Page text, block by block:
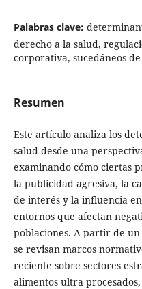
Palabras clave:
derecho a la salud,
corporativa, sucedáneos
Resumen
Este artículo analiza los
salud desde una
examinando cómo ciertas
la publicidad agresiva, la
de interés y la influencia
entornos que afectan
poblaciones. A partir de
se revisan marcos
reciente sobre sectores
alimentos ultra